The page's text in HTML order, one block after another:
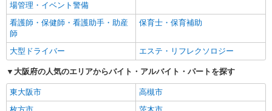
場管理・イベント警備
看護師・保健師・看護助手・助産
師
保育士・保育補助
大型ドライバー エステ・リフレクソロジー
大阪府の人気のエリアからバイト・アルバイト・パートを探す
東大阪市
高槻市